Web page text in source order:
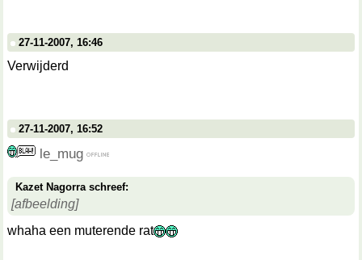
27-11-2007, 16:46
Verwijderd
27-11-2007, 16:52
le_mug
Kazet Nagorra schreef:
[afbeelding]
whaha een muterende rat